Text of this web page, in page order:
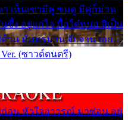
า เห็นเขามีคู่ ซมดู มีคู่ก็ม่วน
ซึ้ง อยู่แก่ใจ มื้อใด๋หนอ สิเป็น
ด้าน มันทรมาน จับจาน เอย…
(ซาวด์ดนตรี)
ก่อน หัวใจอาวรณ์ มาซ่อน อยู่